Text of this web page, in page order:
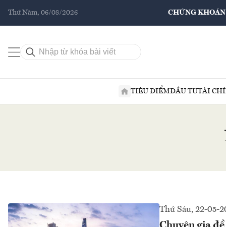
Thứ Năm, 06/08/2026 CHỨNG KHOÁN
TIÊU ĐIỂMĐẦU TƯTÀI
Thứ Sáu, 22-05-